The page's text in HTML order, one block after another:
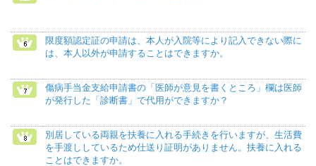
限度額認定証の申請は、本人が入院等により記入できない際に
は、本人以外が申請することはできますか。
傷病手当金支給申請書の「医師が意見を書くところ」欄は医師
が発行した「診断書」で代用ができますか？
別居している両親を扶養に入れる手続きを行いますが、生活費
を手渡ししているため仕送り証明がありません。扶養に入れる
ことはできますか。